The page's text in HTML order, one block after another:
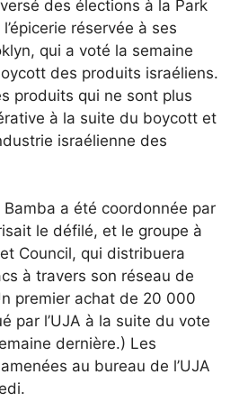
des élections à la Park
réservée à ses
qui a voté la semaine
des produits israéliens.
produits qui ne sont plus
à la suite du boycott et
israélienne des
a été coordonnée par
le défilé, et le groupe à
Council, qui distribuera
à travers son réseau de
premier achat de 20 000
par l’UJA à la suite du vote
dernière.) Les
au bureau de l’UJA